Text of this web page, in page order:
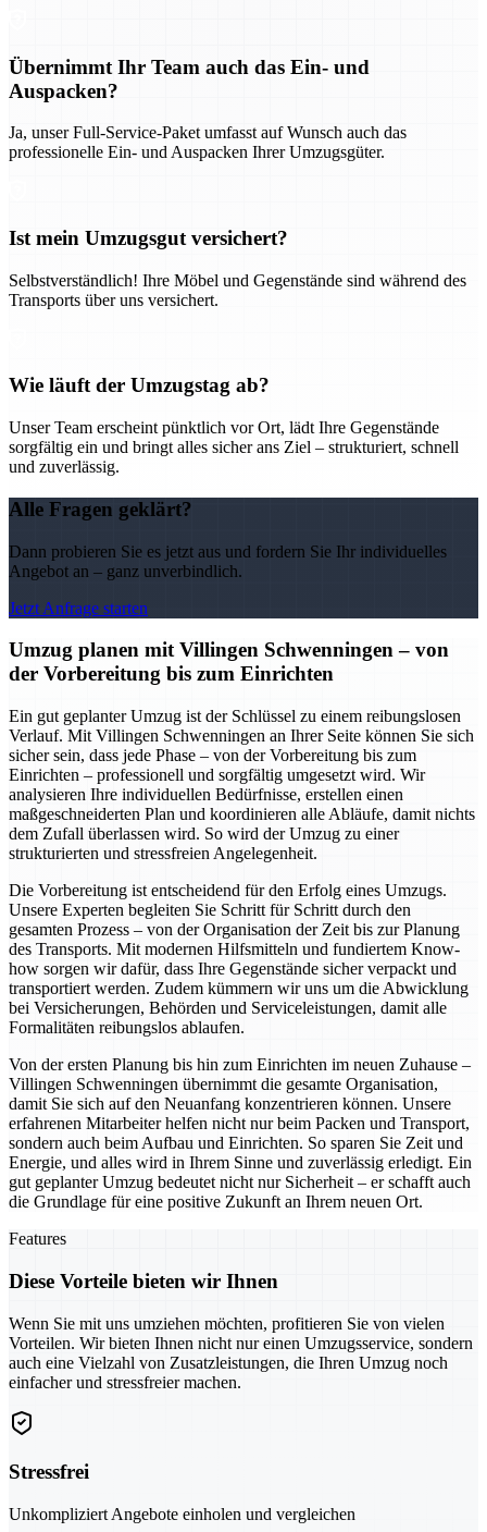
Übernimmt Ihr Team auch das Ein- und
Auspacken?
Ja, unser Full-Service-Paket umfasst auf Wunsch auch das
professionelle Ein- und Auspacken Ihrer Umzugsgüter.
Ist mein Umzugsgut versichert?
Selbstverständlich! Ihre Möbel und Gegenstände sind während des
Transports über uns versichert.
Wie läuft der Umzugstag ab?
Unser Team erscheint pünktlich vor Ort, lädt Ihre Gegenstände
sorgfältig ein und bringt alles sicher ans Ziel – strukturiert, schnell
und zuverlässig.
Alle Fragen geklärt?
Dann probieren Sie es jetzt aus und fordern Sie Ihr individuelles
Angebot an – ganz unverbindlich.
Jetzt Anfrage starten
Umzug planen mit Villingen Schwenningen – von
der Vorbereitung bis zum Einrichten
Ein gut geplanter Umzug ist der Schlüssel zu einem reibungslosen
Verlauf. Mit Villingen Schwenningen an Ihrer Seite können Sie sich
sicher sein, dass jede Phase – von der Vorbereitung bis zum
Einrichten – professionell und sorgfältig umgesetzt wird. Wir
analysieren Ihre individuellen Bedürfnisse, erstellen einen
maßgeschneiderten Plan und koordinieren alle Abläufe, damit nichts
dem Zufall überlassen wird. So wird der Umzug zu einer
strukturierten und stressfreien Angelegenheit.
Die Vorbereitung ist entscheidend für den Erfolg eines Umzugs.
Unsere Experten begleiten Sie Schritt für Schritt durch den
gesamten Prozess – von der Organisation der Zeit bis zur Planung
des Transports. Mit modernen Hilfsmitteln und fundiertem Know-
how sorgen wir dafür, dass Ihre Gegenstände sicher verpackt und
transportiert werden. Zudem kümmern wir uns um die Abwicklung
bei Versicherungen, Behörden und Serviceleistungen, damit alle
Formalitäten reibungslos ablaufen.
Von der ersten Planung bis hin zum Einrichten im neuen Zuhause –
Villingen Schwenningen übernimmt die gesamte Organisation,
damit Sie sich auf den Neuanfang konzentrieren können. Unsere
erfahrenen Mitarbeiter helfen nicht nur beim Packen und Transport,
sondern auch beim Aufbau und Einrichten. So sparen Sie Zeit und
Energie, und alles wird in Ihrem Sinne und zuverlässig erledigt. Ein
gut geplanter Umzug bedeutet nicht nur Sicherheit – er schafft auch
die Grundlage für eine positive Zukunft an Ihrem neuen Ort.
Features
Diese Vorteile bieten wir Ihnen
Wenn Sie mit uns umziehen möchten, profitieren Sie von vielen
Vorteilen. Wir bieten Ihnen nicht nur einen Umzugsservice, sondern
auch eine Vielzahl von Zusatzleistungen, die Ihren Umzug noch
einfacher und stressfreier machen.
Stressfrei
Unkompliziert Angebote einholen und vergleichen